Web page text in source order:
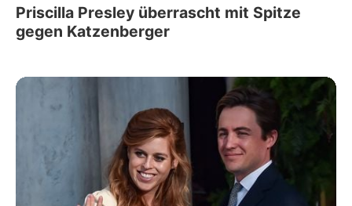
Priscilla Presley überrascht mit Spitze
gegen Katzenberger